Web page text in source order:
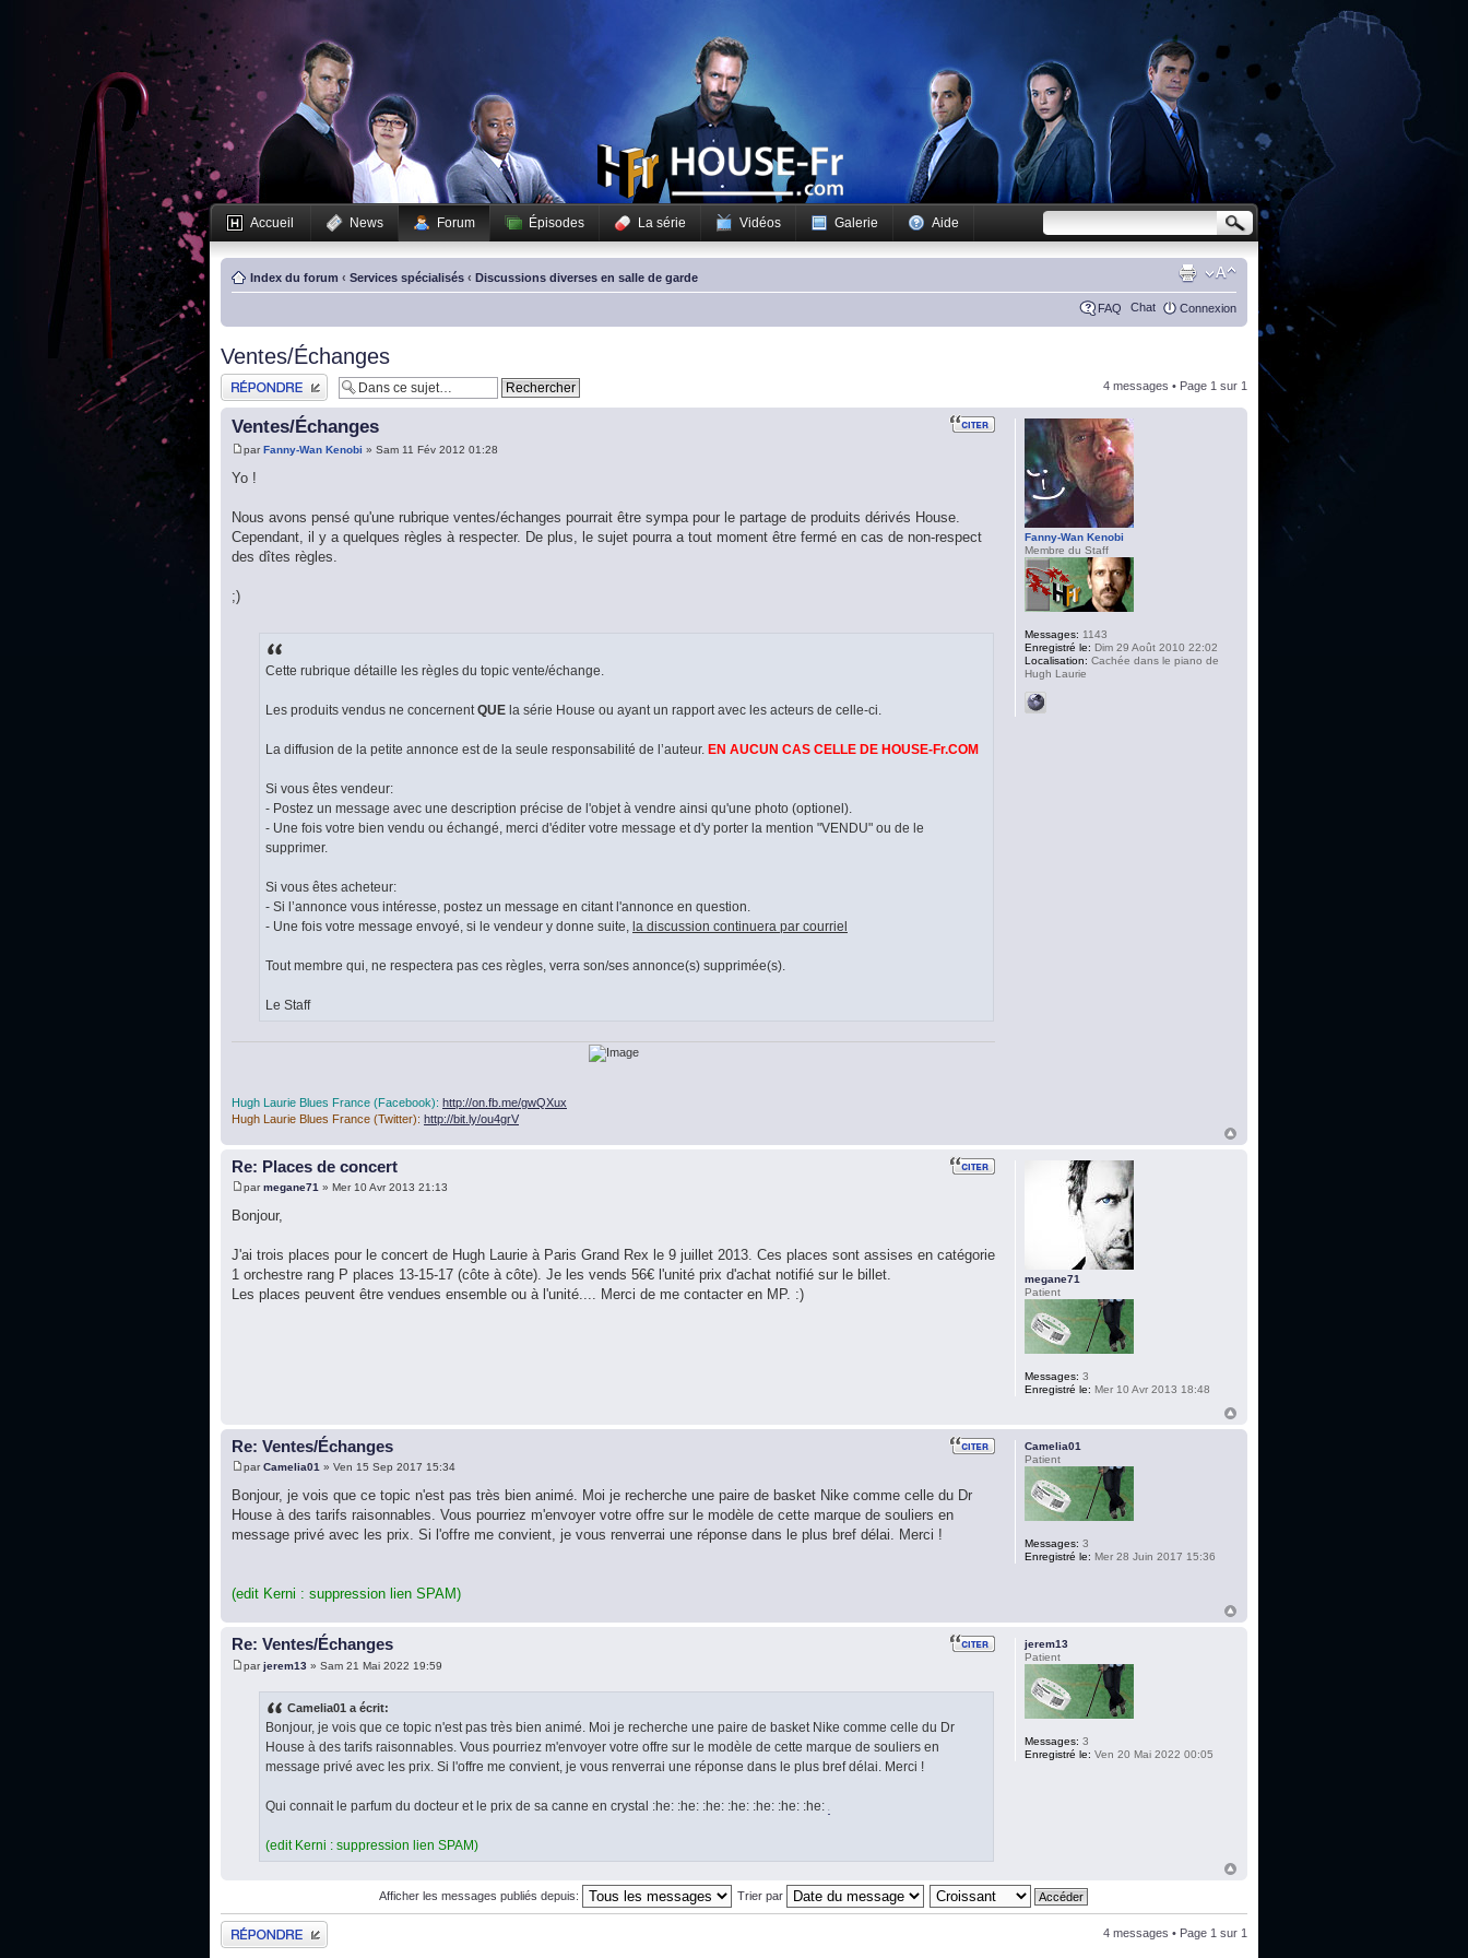
Accueil News Forum Épisodes La série Vidéos Galerie Aide
Index du forum ‹ Services spécialisés ‹ Discussions diverses en salle de garde
FAQ Chat Connexion
Ventes/Échanges
Publier une réponse 4 messages • Page 1 sur 1
Ventes/Échanges
parFanny-Wan Kenobi » Sam 11 Fév 2012 01:28
Yo !
Nous avons pensé qu'une rubrique ventes/échanges pourrait être sympa pour le partage de produits dérivés House.
Cependant, il y a quelques règles à respecter. De plus, le sujet pourra a tout moment être fermé en cas de non-respect
des dîtes règles.
;)
Cette rubrique détaille les règles du topic vente/échange.
Les produits vendus ne concernentQUE la série House ou ayant un rapport avec les acteurs de celle-ci.
La diffusion de la petite annonce est de la seule responsabilité de l’auteur. EN AUCUN CAS CELLE DE HOUSE-Fr.COM
Si vous êtes vendeur:
- Postez un message avec une description précise de l'objet à vendre ainsi qu'une photo (optionel).
- Une fois votre bien vendu ou échangé, merci d'éditer votre message et d'y porter la mention "VENDU" ou de le
supprimer.
Si vous êtes acheteur:
- Si l’annonce vous intéresse, postez un message en citant l'annonce en question.
- Une fois votre message envoyé, si le vendeur y donne suite, la discussion continuera par courriel
Tout membre qui, ne respectera pas ces règles, verra son/ses annonce(s) supprimée(s).
Le Staff
Hugh Laurie Blues France (Facebook): http://on.fb.me/gwQXux
Hugh Laurie Blues France (Twitter): http://bit.ly/ou4grV
Fanny-Wan Kenobi
Membre du Staff
Messages: 1143
Enregistré le: Dim 29 Août 2010 22:02
Localisation: Cachée dans le piano de
Hugh Laurie
Re: Places de concert
parmegane71 » Mer 10 Avr 2013 21:13
Bonjour,
J'ai trois places pour le concert de Hugh Laurie à Paris Grand Rex le 9 juillet 2013. Ces places sont assises en catégorie
1 orchestre rang P places 13-15-17 (côte à côte). Je les vends 56€ l'unité prix d'achat notifié sur le billet.
Les places peuvent être vendues ensemble ou à l'unité.... Merci de me contacter en MP. :)
megane71
Patient
Messages: 3
Enregistré le: Mer 10 Avr 2013 18:48
Re: Ventes/Échanges
parCamelia01 » Ven 15 Sep 2017 15:34
Bonjour, je vois que ce topic n'est pas très bien animé. Moi je recherche une paire de basket Nike comme celle du Dr
House à des tarifs raisonnables. Vous pourriez m'envoyer votre offre sur le modèle de cette marque de souliers en
message privé avec les prix. Si l'offre me convient, je vous renverrai une réponse dans le plus bref délai. Merci !
(edit Kerni : suppression lien SPAM)
Camelia01
Patient
Messages: 3
Enregistré le: Mer 28 Juin 2017 15:36
Re: Ventes/Échanges
parjerem13 » Sam 21 Mai 2022 19:59
Camelia01 a écrit:
Bonjour, je vois que ce topic n'est pas très bien animé. Moi je recherche une paire de basket Nike comme celle du Dr
House à des tarifs raisonnables. Vous pourriez m'envoyer votre offre sur le modèle de cette marque de souliers en
message privé avec les prix. Si l'offre me convient, je vous renverrai une réponse dans le plus bref délai. Merci !
Qui connait le parfum du docteur et le prix de sa canne en crystal :he: :he: :he: :he: :he: :he: :he:
(edit Kerni : suppression lien SPAM)
jerem13
Patient
Messages: 3
Enregistré le: Ven 20 Mai 2022 00:05
Afficher les messages publiés depuis: Trier par
Publier une réponse 4 messages • Page 1 sur 1